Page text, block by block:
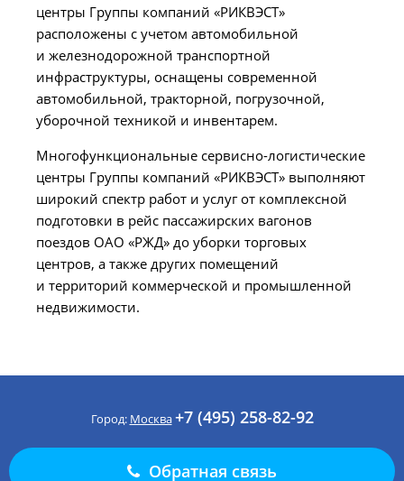
центры Группы компаний «РИКВЭСТ»
расположены с учетом автомобильной
и железнодорожной транспортной
инфраструктуры, оснащены современной
автомобильной, тракторной, погрузочной,
уборочной техникой и инвентарем.
Многофункциональные сервисно-логистические
центры Группы компаний «РИКВЭСТ» выполняют
широкий спектр работ и услуг от комплексной
подготовки в рейс пассажирских вагонов
поездов ОАО «РЖД» до уборки торговых
центров, а также других помещений
и территорий коммерческой и промышленной
недвижимости.
Город: Москва+7 (495) 258-82-92
Обратная связь